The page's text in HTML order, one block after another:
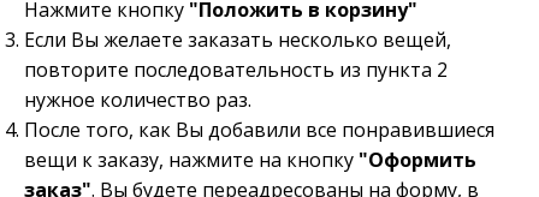
Нажмите кнопку "Положить в корзину"
Если Вы желаете заказать несколько вещей,
повторите последовательность из пункта 2
нужное количество раз.
После того, как Вы добавили все понравившиеся
вещи к заказу, нажмите на кнопку "Оформить
заказ". Вы будете переадресованы на форму, в